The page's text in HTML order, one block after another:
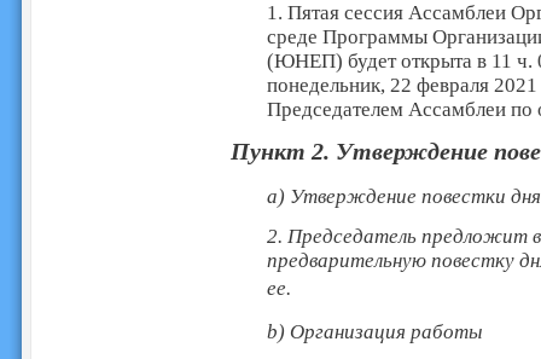
1. Пятая сессия Ассамблеи
среде Программы
(ЮНЕП) будет открыта в 11 ч.
понедельник, 22 февраля
Председателем Ассамблеи
Пункт 2. Утверждение
a) Утверждение повестки
2. Председатель предложит
предварительную повестку
ее.
b) Организация работы